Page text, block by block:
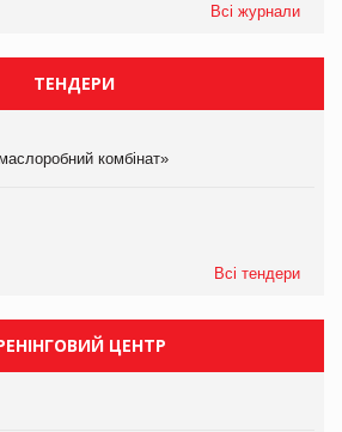
Всі журнали
ТЕНДЕРИ
комбінат»
Всі тендери
ЦЕНТР